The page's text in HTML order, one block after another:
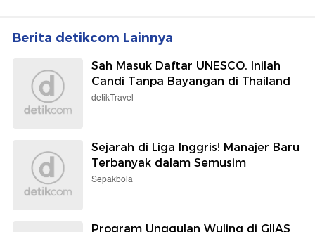
Berita detikcom Lainnya
Sah Masuk Daftar UNESCO, Inilah
Candi Tanpa Bayangan di Thailand
detikTravel
Sejarah di Liga Inggris! Manajer Baru
Terbanyak dalam Semusim
Sepakbola
Program Unggulan Wuling di GIIAS